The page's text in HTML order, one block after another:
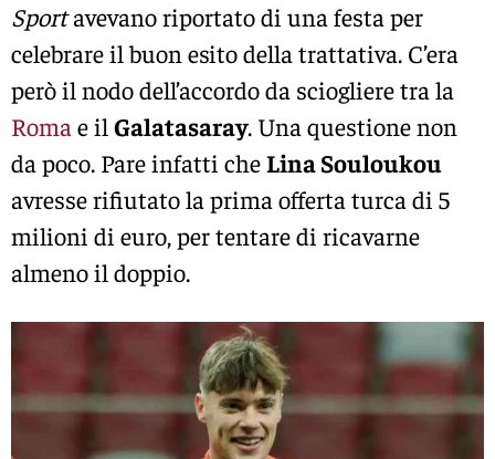
Sportavevano riportato di una festa per
celebrare il buon esito della trattativa. C’era
però il nodo dell’accordo da sciogliere tra la
Roma e il Galatasaray. Una questione non
da poco. Pare infatti cheLina Souloukou
avresse rifiutato la prima offerta turca di 5
milioni di euro, per tentare di ricavarne
almeno il doppio.